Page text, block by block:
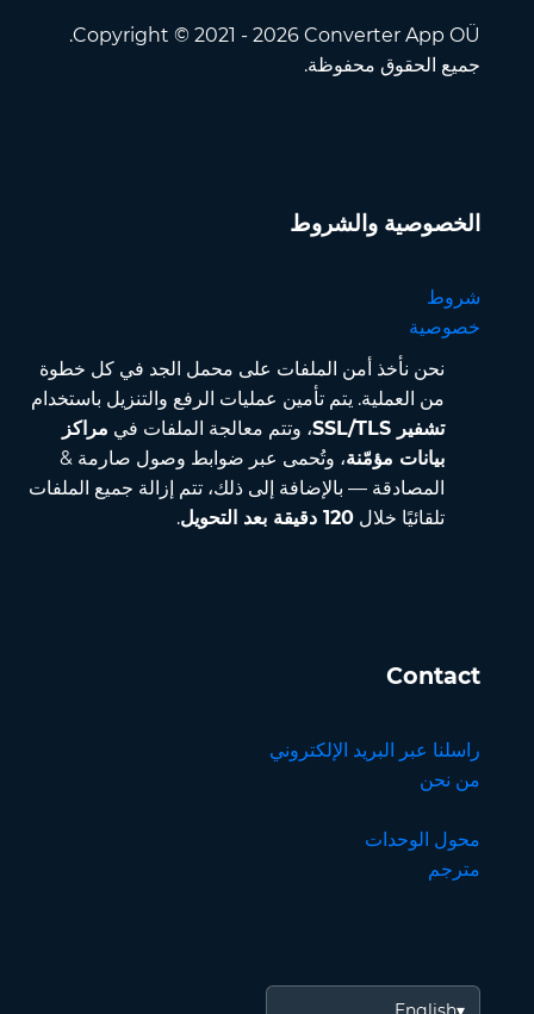
Copyright © 2021 - 2026 Converter App OÜ.
جميع الحقوق محفوظة.
الخصوصية والشروط
شروط
خصوصية
نحن نأخذ أمن الملفات على محمل الجد في كل خطوة
من العملية. يتم تأمين عمليات الرفع والتنزيل باستخدام
تشفير SSL/TLS
، وتتم معالجة الملفات في مراكز
بيانات مؤمّنة، وتُحمى عبر ضوابط وصول صارمة &
المصادقة — بالإضافة إلى ذلك، تتم إزالة جميع الملفات
تلقائيًا خلال 120 دقيقة بعد التحويل .
Contact
راسلنا عبر البريد الإلكتروني
من نحن
محول الوحدات
مترجم